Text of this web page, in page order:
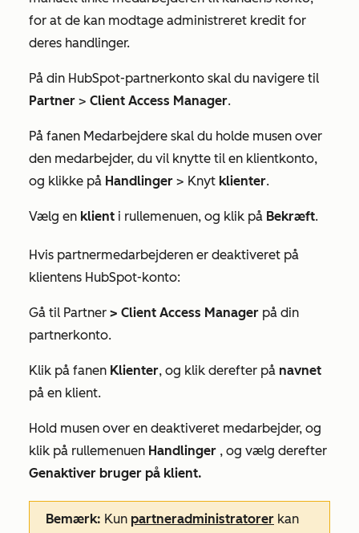
for at de kan modtage administreret kredit for
deres handlinger.
På din HubSpot-partnerkonto skal du navigere til
Partner > Client Access Manager.
På fanen Medarbejdere skal du holde musen over
den medarbejder, du vil knytte til en klientkonto,
og klikke på Handlinger > Knyt klienter.
Vælg en klient i rullemenuen, og klik på Bekræft.
Hvis partnermedarbejderen er deaktiveret på
klientens HubSpot-konto:
Gå til Partner > Client Access Manager på din
partnerkonto.
Klik på fanen Klienter, og klik derefter på navnet
på en klient.
Hold musen over en deaktiveret medarbejder, og
klik på rullemenuen Handlinger , og vælg derefter
Genaktiver bruger på klient.
Bemærk: Kun partneradministratorer kan